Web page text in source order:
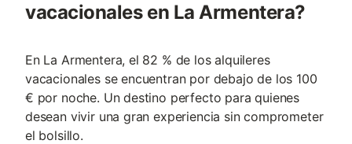
vacacionales en La Armentera?
En La Armentera, el 82 % de los alquileres
vacacionales se encuentran por debajo de los 100
€ por noche. Un destino perfecto para quienes
desean vivir una gran experiencia sin comprometer
el bolsillo.